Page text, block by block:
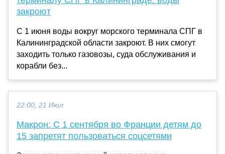
закроют
С 1 июня воды вокруг морского терминала СПГ в
Калининградской области закроют. В них смогут
заходить только газовозы, суда обслуживания и
корабли без...
22:00, 21 Июл
Макрон: С 1 сентября во Франции детям до
15 запретят пользоваться соцсетями